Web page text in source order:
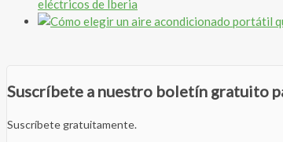
eléctricos de Iberia
Suscríbete a nuestro boletín gratuito
Suscríbete gratuitamente.